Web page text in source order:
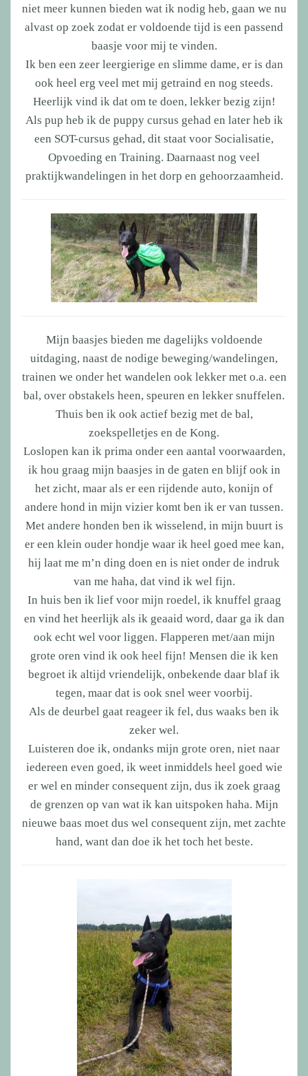
niet meer kunnen bieden wat ik nodig heb, gaan we nu
alvast op zoek zodat er voldoende tijd is een passend
baasje voor mij te vinden.
Ik ben een zeer leergierige en slimme dame, er is dan
ook heel erg veel met mij getraind en nog steeds.
Heerlijk vind ik dat om te doen, lekker bezig zijn!
Als pup heb ik de puppy cursus gehad en later heb ik
een SOT-cursus gehad, dit staat voor Socialisatie,
Opvoeding en Training. Daarnaast nog veel
praktijkwandelingen in het dorp en gehoorzaamheid.
Mijn baasjes bieden me dagelijks voldoende
uitdaging, naast de nodige beweging/wandelingen,
trainen we onder het wandelen ook lekker met o.a. een
bal, over obstakels heen, speuren en lekker snuffelen.
Thuis ben ik ook actief bezig met de bal,
zoekspelletjes en de Kong.
Loslopen kan ik prima onder een aantal voorwaarden,
ik hou graag mijn baasjes in de gaten en blijf ook in
het zicht, maar als er een rijdende auto, konijn of
andere hond in mijn vizier komt ben ik er van tussen.
Met andere honden ben ik wisselend, in mijn buurt is
er een klein ouder hondje waar ik heel goed mee kan,
hij laat me m’n ding doen en is niet onder de indruk
van me haha, dat vind ik wel fijn.
In huis ben ik lief voor mijn roedel, ik knuffel graag
en vind het heerlijk als ik geaaid word, daar ga ik dan
ook echt wel voor liggen. Flapperen met/aan mijn
grote oren vind ik ook heel fijn! Mensen die ik ken
begroet ik altijd vriendelijk, onbekende daar blaf ik
tegen, maar dat is ook snel weer voorbij.
Als de deurbel gaat reageer ik fel, dus waaks ben ik
zeker wel.
Luisteren doe ik, ondanks mijn grote oren, niet naar
iedereen even goed, ik weet inmiddels heel goed wie
er wel en minder consequent zijn, dus ik zoek graag
de grenzen op van wat ik kan uitspoken haha. Mijn
nieuwe baas moet dus wel consequent zijn, met zachte
hand, want dan doe ik het toch het beste.